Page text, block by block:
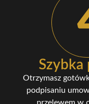
Szybka
Otrzymasz
podpisaniu